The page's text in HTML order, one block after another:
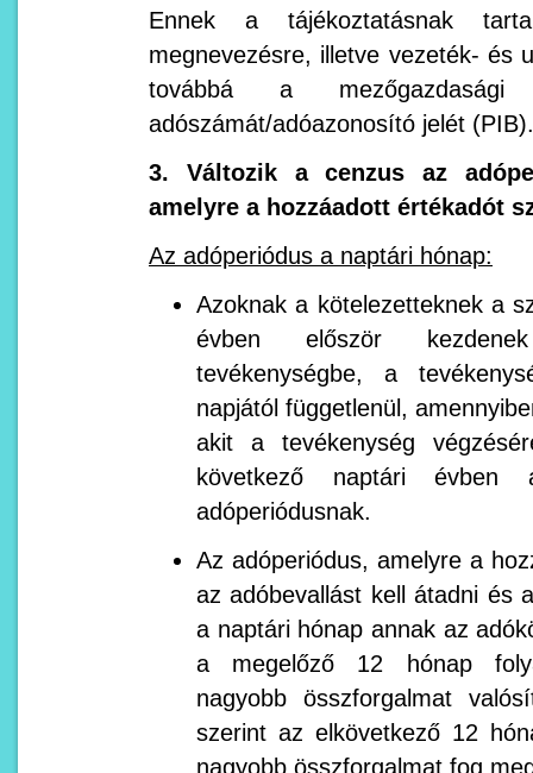
Ennek a tájékoztatásnak
megnevezésre, illetve vezeték- és
továbbá a
adószámát/adóazonosító jelét (PIB).
3. Változik a cenzus az
amelyre a hozzáadott értékadót
Az adóperiódus a naptári hónap:
Azoknak a kötelezetteknek a
évben először
tevékenységbe, a
napjától függetlenül,
akit a tevékenység
következő naptári
adóperiódusnak.
Az adóperiódus, amelyre a
az adóbevallást kell átadni és
a naptári hónap annak az
a megelőző 12 hónap
nagyobb összforgalmat
szerint az elkövetkező 12
nagyobb összforgalmat fog